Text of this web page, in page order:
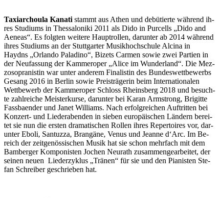
Taxi­ar­chou­la Ka­na­ti stammt aus Athen und de­bü­tier­te wäh­rend ih­
res Stu­di­ums in Thes­sa­lo­ni­ki 2011 als Dido in Pur­cells „Dido and
Aene­as“. Es folg­ten wei­te­re Haupt­rol­len, dar­un­ter ab 2014 wäh­rend
ih­res Stu­di­ums an der Stutt­gar­ter Mu­sik­hoch­schu­le Al­ci­na in
Haydns „Or­lan­do Pa­la­di­no“, Bi­zets Car­men so­wie zwei Par­tien in
der Neu­fas­sung der Kam­mer­oper „Ali­ce im Wun­der­land“. Die Mez­
zo­so­pra­nis­tin war un­ter an­de­rem Fi­na­lis­tin des Bun­des­wett­be­werbs
Ge­sang 2016 in Ber­lin so­wie Preis­trä­ge­rin beim In­ter­na­tio­na­len
Wett­be­werb der Kam­mer­oper Schloss Rheins­berg 2018 und be­such­
te zahl­rei­che Meis­ter­kur­se, dar­un­ter bei Ka­ran Arm­strong, Bri­git­te
Fass­baen­der und Ja­net Wil­liams. Nach er­folg­rei­chen Auf­trit­ten bei
Kon­zert- und Lie­der­aben­den in sie­ben eu­ro­päi­schen Län­dern be­rei­
tet sie nun die ers­ten dra­ma­ti­schen Rol­len ih­res Re­per­toires vor, dar­
un­ter Ebo­li, San­tuz­za, Bran­gä­ne, Ve­nus und Jean­ne d‘Arc. Im Be­
reich der zeit­ge­nös­si­schen Mu­sik hat sie schon mehr­fach mit dem
Bam­ber­ger Kom­po­nis­ten Jo­chen Neu­r­a­th zu­sam­men­ge­ar­bei­tet, der
sei­nen neu­en Lie­der­zy­klus „Trä­nen“ für sie und den Pia­nis­ten Ste­
fan Schrei­ber ge­schrie­ben hat.